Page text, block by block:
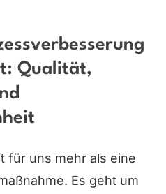
Qualität,
für uns mehr als eine
Es geht um